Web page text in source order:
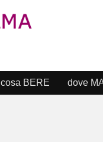
cosa BERE dove